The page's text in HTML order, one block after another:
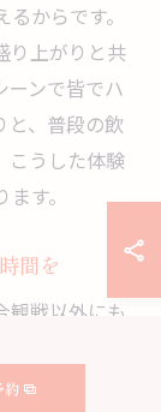
からです。
り上がりと共
ーンで皆でハ
と、普段の飲
こうした体験
す。
間を
観戦以外にも
ど、オリジ
体的には、
約